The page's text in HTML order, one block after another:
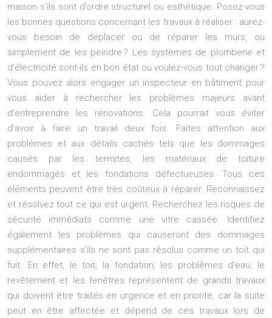
maison s’ils sont d’ordre structurel ou esthétique. Posez-vous
les bonnes questions concernant les travaux à réaliser : aurez-
vous besoin de déplacer ou de réparer les murs, ou
simplement de les peindre ? Les systèmes de plomberie et
d’électricité sont-ils en bon état ou voulez-vous tout changer ?
Vous pouvez alors engager un inspecteur en bâtiment pour
vous aider à rechercher les problèmes majeurs avant
d’entreprendre les rénovations. Cela pourrait vous éviter
d’avoir à faire un travail deux fois. Faites attention aux
problèmes et aux détails cachés tels que les dommages
causés par les termites, les matériaux de toiture
endommagés et les fondations défectueuses. Tous ces
éléments peuvent être très coûteux à réparer. Reconnaissez
et résolvez tout ce qui est urgent. Recherchez les risques de
sécurité immédiats comme une vitre cassée. Identifiez
également les problèmes qui causeront des dommages
supplémentaires s’ils ne sont pas résolus comme un toit qui
fuit. En effet, le toit, la fondation, les problèmes d’eau, le
revêtement et les fenêtres représentent de grands travaux
qui doivent être traités en urgence et en priorité, car la suite
peut en être affectée et dépend de ces travaux lors de